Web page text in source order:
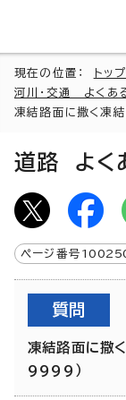
現在の位置： トッ
河川・交通 よくあ
凍結路面に撒く凍
道路 よく
ページ番号
質問
凍結路面に撒
9999）